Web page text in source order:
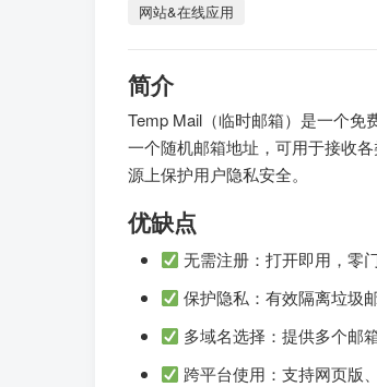
网站&在线应用
简介
Temp Mail（临时邮箱）是一个
一个随机邮箱地址，可用于接收
源上保护用户隐私安全。
优缺点
无需注册：打开即用，零
保护隐私：有效隔离垃圾
多域名选择：提供多个邮
跨平台使用：支持网页版